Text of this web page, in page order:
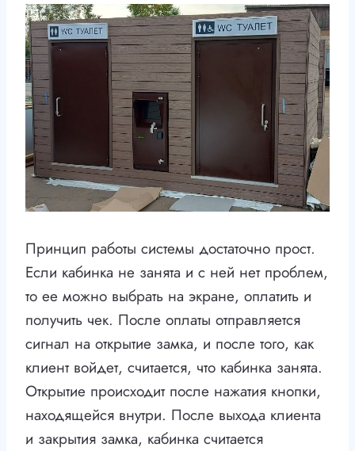
Принцип работы системы достаточно прост.
Если кабинка не занята и с ней нет проблем,
то ее можно выбрать на экране, оплатить и
получить чек. После оплаты отправляется
сигнал на открытие замка, и после того, как
клиент войдет, считается, что кабинка занята.
Открытие происходит после нажатия кнопки,
находящейся внутри. После выхода клиента
и закрытия замка, кабинка считается